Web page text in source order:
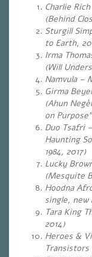
Charlie
(Behind
Sturgill
to Earth,
Irma
(Will
Namvula –
Girma
(Ahun
on
Duo Tsafri
Haunting
1984, 2017)
Lucky
(Mesquite
Hoodna
single, new
Tara King
2014)
Heroes &
Transistors